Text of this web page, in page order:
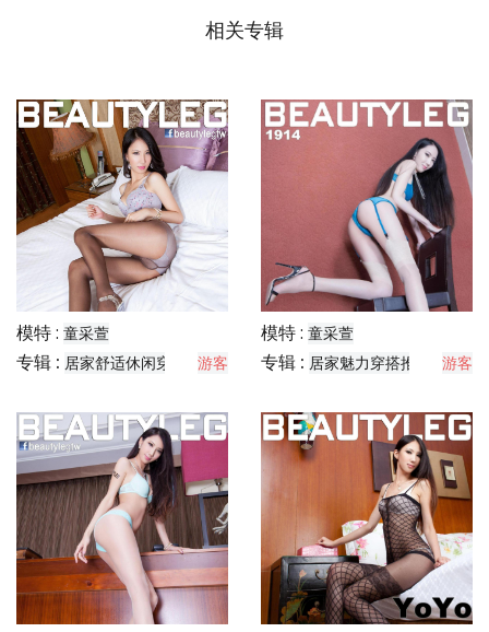
相关专辑
模特 : 童采萱
专辑 : 居家舒适休闲穿搭分享
游客
模特 : 童采萱
专辑 : 居家魅力穿搭推荐 游客